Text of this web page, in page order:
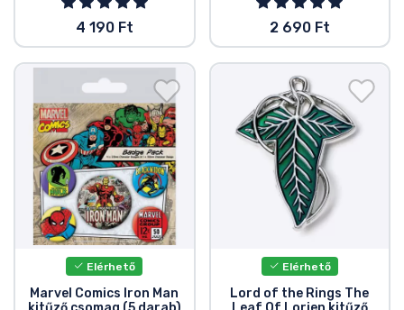
4 190 Ft 2 690 Ft
Elérhető
Marvel Comics Iron Man
Elérhető
Lord of the Rings The